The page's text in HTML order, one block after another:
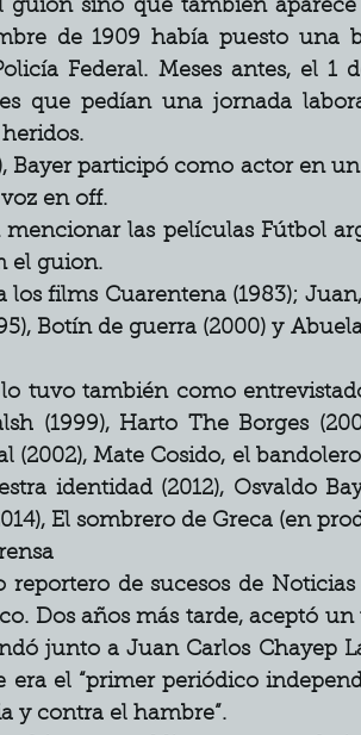
guión sino que también
de 1909 había puesto
Federal. Meses antes, el
que pedían una jornada
Bayer participó como actor en
en off.
las películas Fútbol
el guion.
los films Cuarentena (1983);
Botín de guerra (2000) y
tuvo también como
(1999), Harto The Borges
Mate Cosido, el
identidad (2012), Osvaldo
El sombrero de Greca (en
de sucesos de
Dos años más tarde, aceptó
junto a Juan Carlos Chayep
el “primer periódico
y contra el hambre”.